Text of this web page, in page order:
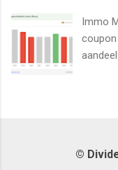
Immo
coupon
©